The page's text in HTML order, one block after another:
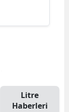
Litre
Haberleri